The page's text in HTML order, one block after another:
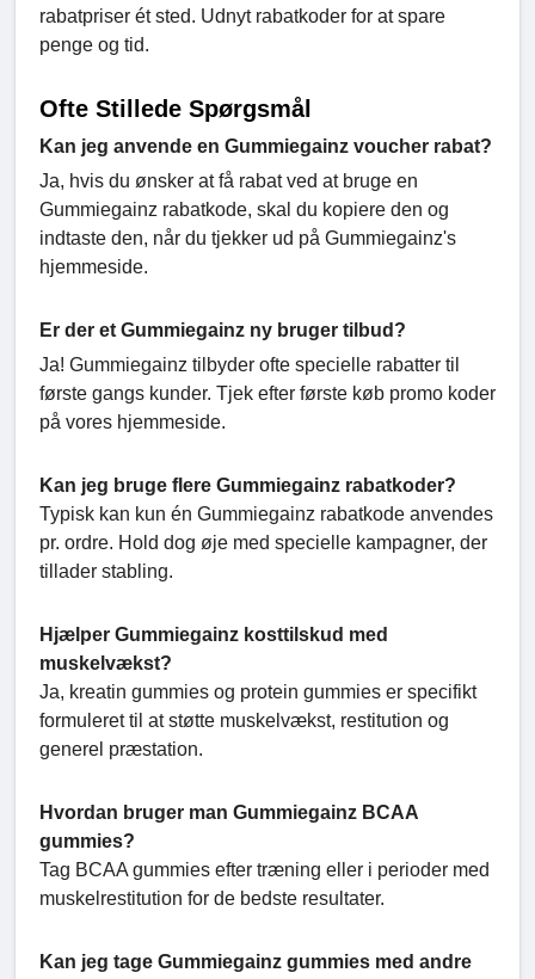
rabatpriser ét sted. Udnyt rabatkoder for at spare
penge og tid.
Ofte Stillede Spørgsmål
Kan jeg anvende en Gummiegainz voucher rabat?
Ja, hvis du ønsker at få rabat ved at bruge en
Gummiegainz rabatkode, skal du kopiere den og
indtaste den, når du tjekker ud på Gummiegainz's
hjemmeside.
Er der et Gummiegainz ny bruger tilbud?
Ja! Gummiegainz tilbyder ofte specielle rabatter til
første gangs kunder. Tjek efter første køb promo koder
på vores hjemmeside.
Kan jeg bruge flere Gummiegainz rabatkoder?
Typisk kan kun én Gummiegainz rabatkode anvendes
pr. ordre. Hold dog øje med specielle kampagner, der
tillader stabling.
Hjælper Gummiegainz kosttilskud med
muskelvækst?
Ja, kreatin gummies og protein gummies er specifikt
formuleret til at støtte muskelvækst, restitution og
generel præstation.
Hvordan bruger man Gummiegainz BCAA
gummies?
Tag BCAA gummies efter træning eller i perioder med
muskelrestitution for de bedste resultater.
Kan jeg tage Gummiegainz gummies med andre